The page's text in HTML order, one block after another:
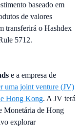
baseado em
de valores
transferirá o Hashdex
5712.
e a empresa de
uma joint venture (JV)
Hong Kong. A JV terá
Monetária de Hong
explorar